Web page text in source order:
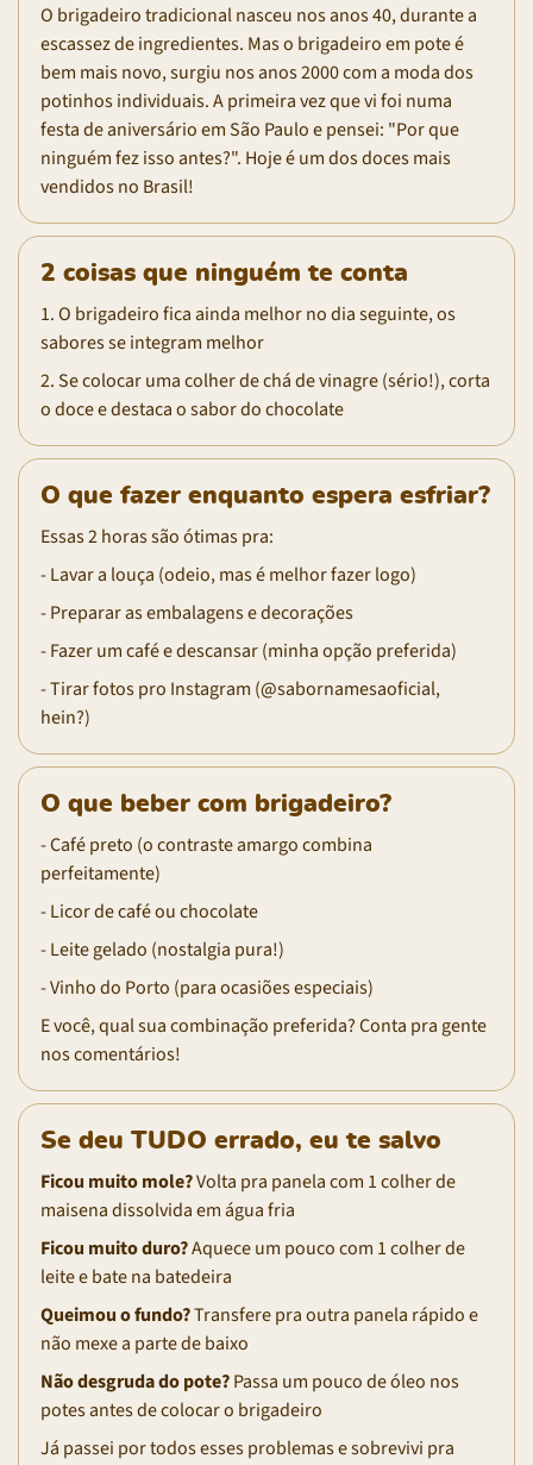
O brigadeiro tradicional nasceu nos anos 40, durante a
escassez de ingredientes. Mas o brigadeiro em pote é
bem mais novo, surgiu nos anos 2000 com a moda dos
potinhos individuais. A primeira vez que vi foi numa
festa de aniversário em São Paulo e pensei: "Por que
ninguém fez isso antes?". Hoje é um dos doces mais
vendidos no Brasil!
2 coisas que ninguém te conta
1. O brigadeiro fica ainda melhor no dia seguinte, os
sabores se integram melhor
2. Se colocar uma colher de chá de vinagre (sério!), corta
o doce e destaca o sabor do chocolate
O que fazer enquanto espera esfriar?
Essas 2 horas são ótimas pra:
- Lavar a louça (odeio, mas é melhor fazer logo)
- Preparar as embalagens e decorações
- Fazer um café e descansar (minha opção preferida)
- Tirar fotos pro Instagram (@sabornamesaoficial,
hein?)
O que beber com brigadeiro?
- Café preto (o contraste amargo combina
perfeitamente)
- Licor de café ou chocolate
- Leite gelado (nostalgia pura!)
- Vinho do Porto (para ocasiões especiais)
E você, qual sua combinação preferida? Conta pra gente
nos comentários!
Se deu TUDO errado, eu te salvo
Ficou muito mole?Volta pra panela com 1 colher de
maisena dissolvida em água fria
Ficou muito duro?Aquece um pouco com 1 colher de
leite e bate na batedeira
Queimou o fundo?Transfere pra outra panela rápido e
não mexe a parte de baixo
Não desgruda do pote?Passa um pouco de óleo nos
potes antes de colocar o brigadeiro
Já passei por todos esses problemas e sobrevivi pra